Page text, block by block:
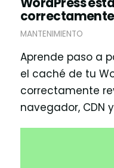
correctamente
MANTENIMIENTO
Aprende paso a
el caché de tu
correctamente
navegador, CDN